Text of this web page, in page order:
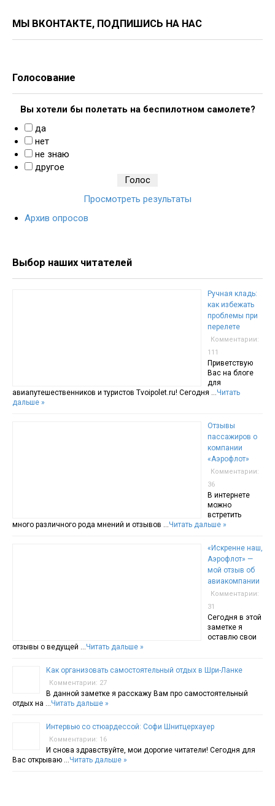
МЫ ВКОНТАКТЕ, ПОДПИШИСЬ НА НАС
Голосование
Вы хотели бы полетать на беспилотном самолете?
да
нет
не знаю
другое
Просмотреть результаты
Архив опросов
Выбор наших читателей
Ручная кладь:
как избежать
проблемы при
перелете
Комментарии:
111
Приветствую
Вас на блоге
для
авиапутешественников и туристов Tvoipolet.ru! Сегодня …Читать
дальше »
Отзывы
пассажиров о
компании
«Аэрофлот»
Комментарии:
36
В интернете
можно
встретить
много различного рода мнений и отзывов …Читать дальше »
«Искренне наш,
Аэрофлот» —
мой отзыв об
авиакомпании
Комментарии:
31
Сегодня в этой
заметке я
оставлю свои
отзывы о ведущей …Читать дальше »
Как организовать самостоятельный отдых в Шри-Ланке
Комментарии: 27
В данной заметке я расскажу Вам про самостоятельный
отдых на …Читать дальше »
Интервью со стюардессой: Софи Шнитцерхауер
Комментарии: 16
И снова здравствуйте, мои дорогие читатели! Сегодня для
Вас открываю …Читать дальше »